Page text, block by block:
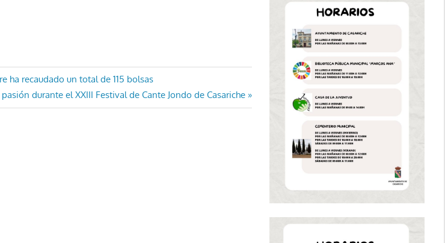
ha recaudado un total de 115 bolsas
durante el XXIII Festival de Cante Jondo de Casariche